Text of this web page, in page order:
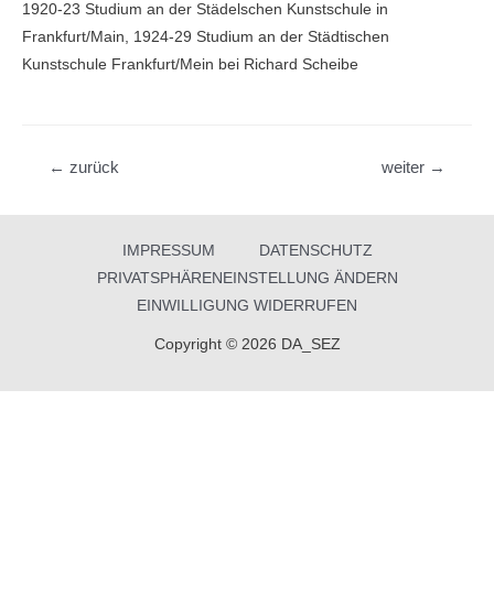
1920-23 Studium an der Städelschen Kunstschule in
Frankfurt/Main, 1924-29 Studi­um an der Städtischen
Kunstschule Frankfurt/Mein bei Richard Scheibe
Beitragsnavigation
← zurück weiter →
IMPRESSUM
DATENSCHUTZ
PRIVATSPHÄRENEINSTELLUNG ÄNDERN
EINWILLIGUNG WIDERRUFEN
Copyright © 2026 DA_SEZ